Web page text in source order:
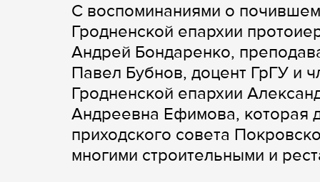
С воспоминаниями о
Гродненской епархии
Андрей Бондаренко,
Павел Бубнов, доцент ГрГУ и
Гродненской епархии
Андреевна Ефимова, которая
приходского совета
многими строительными и